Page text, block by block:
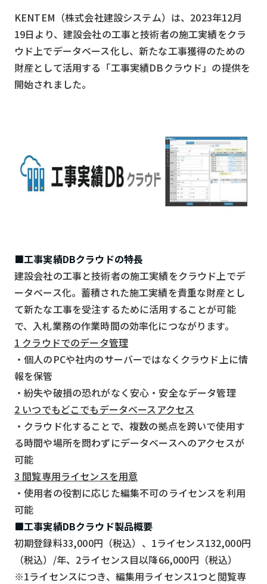
スマート農業
ドローン
ロボット
ニュース
デジタルサイネージ
SaaS
おすすめ
SIM
スマホ
KENTEM（株式会社建設システム）は、2023年12月
19日より、建設会社の工事と技術者の施工実績をクラ
ウド上でデータベース化し、新たな工事獲得のための
財産として活用する「工事実績DBクラウド」の提供を
開始されました。
■工事実績DBクラウドの特長
建設会社の工事と技術者の施工実績をクラウド上でデ
ータベース化。蓄積された施工実績を貴重な財産とし
て新たな工事を受注するために活用することが可能
で、入札業務の作業時間の効率化につながります。
1 クラウドでのデータ管理
・個人のPCや社内のサーバーではなくクラウド上に情
報を保管
・紛失や破損の恐れがなく安心・安全なデータ管理
2 いつでもどこでもデータベースアクセス
・クラウド化することで、複数の拠点を跨いで使用す
る時間や場所を問わずにデータベースへのアクセスが
可能
3 閲覧専用ライセンスを用意
・使用者の役割に応じた編集不可のライセンスを利用
可能
■工事実績DBクラウド製品概要
初期登録料33,000円（税込）、1ライセンス132,000円
（税込）/年、2ライセンス目以降66,000円（税込）
※1ライセンスにつき、編集用ライセンス1つと閲覧専